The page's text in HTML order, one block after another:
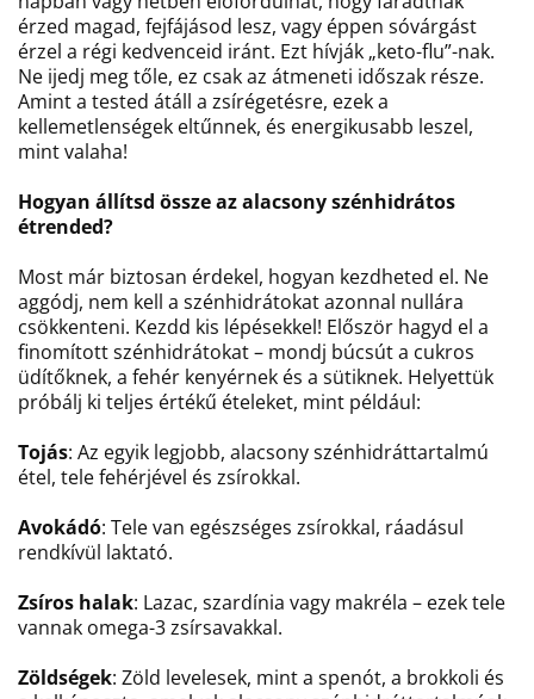
érzed magad, fejfájásod lesz, vagy éppen sóvárgást
érzel a régi kedvenceid iránt. Ezt hívják „keto-flu”-nak.
Ne ijedj meg tőle, ez csak az átmeneti időszak része.
Amint a tested átáll a zsírégetésre, ezek a
kellemetlenségek eltűnnek, és energikusabb leszel,
mint valaha!
Hogyan állítsd össze az alacsony szénhidrátos
étrended?
Most már biztosan érdekel, hogyan kezdheted el. Ne
aggódj, nem kell a szénhidrátokat azonnal nullára
csökkenteni. Kezdd kis lépésekkel! Először hagyd el a
finomított szénhidrátokat – mondj búcsút a cukros
üdítőknek, a fehér kenyérnek és a sütiknek. Helyettük
próbálj ki teljes értékű ételeket, mint például:
Tojás: Az egyik legjobb, alacsony szénhidráttartalmú
étel, tele fehérjével és zsírokkal.
Avokádó: Tele van egészséges zsírokkal, ráadásul
rendkívül laktató.
Zsíros halak: Lazac, szardínia vagy makréla – ezek tele
vannak omega-3 zsírsavakkal.
Zöldségek: Zöld levelesek, mint a spenót, a brokkoli és